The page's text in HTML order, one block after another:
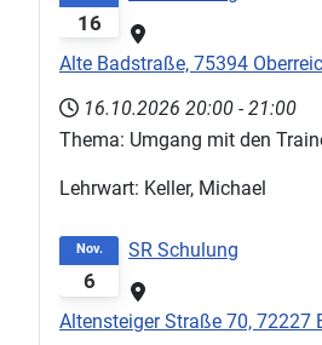
16
Alte Badstraße, 75394
16.10.2026 20:00 - 21:00
Thema: Umgang mit den
Lehrwart: Keller, Michael
6
Nov. SR Schulung
Altensteiger Straße 70, 72227